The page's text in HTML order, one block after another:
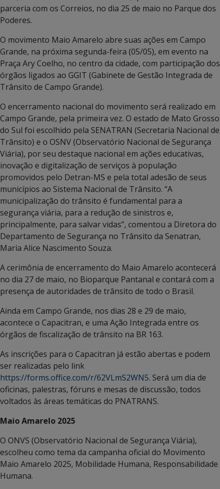
parceria com os Correios, no dia 25 de maio no Parque dos
Poderes.
O movimento Maio Amarelo abre suas ações em Campo
Grande, na próxima segunda-feira (05/05), em evento na
Praça Ary Coelho, no centro da cidade, com participação dos
órgãos ligados ao GGIT (Gabinete de Gestão Integrada de
Trânsito de Campo Grande).
O encerramento nacional do movimento será realizado em
Campo Grande, pela primeira vez. O estado de Mato Grosso
do Sul foi escolhido pela SENATRAN (Secretaria Nacional de
Trânsito) e o OSNV (Observatório Nacional de Segurança
Viária), por seu destaque nacional em ações educativas,
inovação e digitalização de serviços à população
promovidos pelo Detran-MS e pela total adesão de seus
municípios ao Sistema Nacional de Trânsito. “A
municipalização do trânsito é fundamental para a
segurança viária, para a redução de sinistros e,
principalmente, para salvar vidas”, comentou a Diretora do
Departamento de Segurança no Trânsito da Senatran,
Maria Alice Nascimento Souza.
A cerimônia de encerramento do Maio Amarelo acontecerá
no dia 27 de maio, no Bioparque Pantanal e contará com a
presença de autoridades de trânsito de todo o Brasil.
Ainda em Campo Grande, nos dias 28 e 29 de maio,
acontece o Capacitran, e uma Ação Integrada entre os
órgãos de fiscalização de trânsito na BR 163.
As inscrições para o Capacitran já estão abertas e podem
ser realizadas pelo link
https://forms.office.com/r/62VLmS2WN5. Será um dia de
oficinas, palestras, fóruns e mesas de discussão, todos
voltados às áreas temáticas do PNATRANS.
Maio Amarelo 2025
O ONVS (Observatório Nacional de Segurança Viária),
escolheu como tema da campanha oficial do Movimento
Maio Amarelo 2025, Mobilidade Humana, Responsabilidade
Humana.